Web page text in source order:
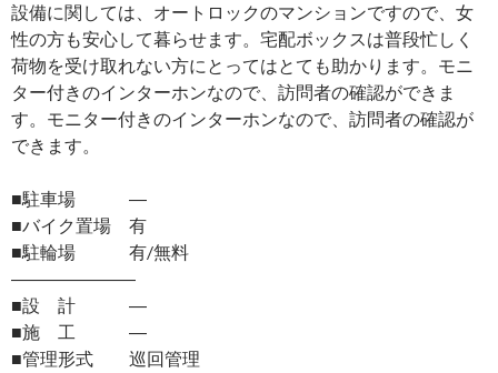
設備に関しては、オートロックのマンションですので、女
性の方も安心して暮らせます。宅配ボックスは普段忙しく
荷物を受け取れない方にとってはとても助かります。モニ
ター付きのインターホンなので、訪問者の確認ができま
す。モニター付きのインターホンなので、訪問者の確認が
できます。
■駐車場 ―
■バイク置場 有
■駐輪場 有/無料
―――――――
■設 計 ―
■施 工 ―
■管理形式 巡回管理